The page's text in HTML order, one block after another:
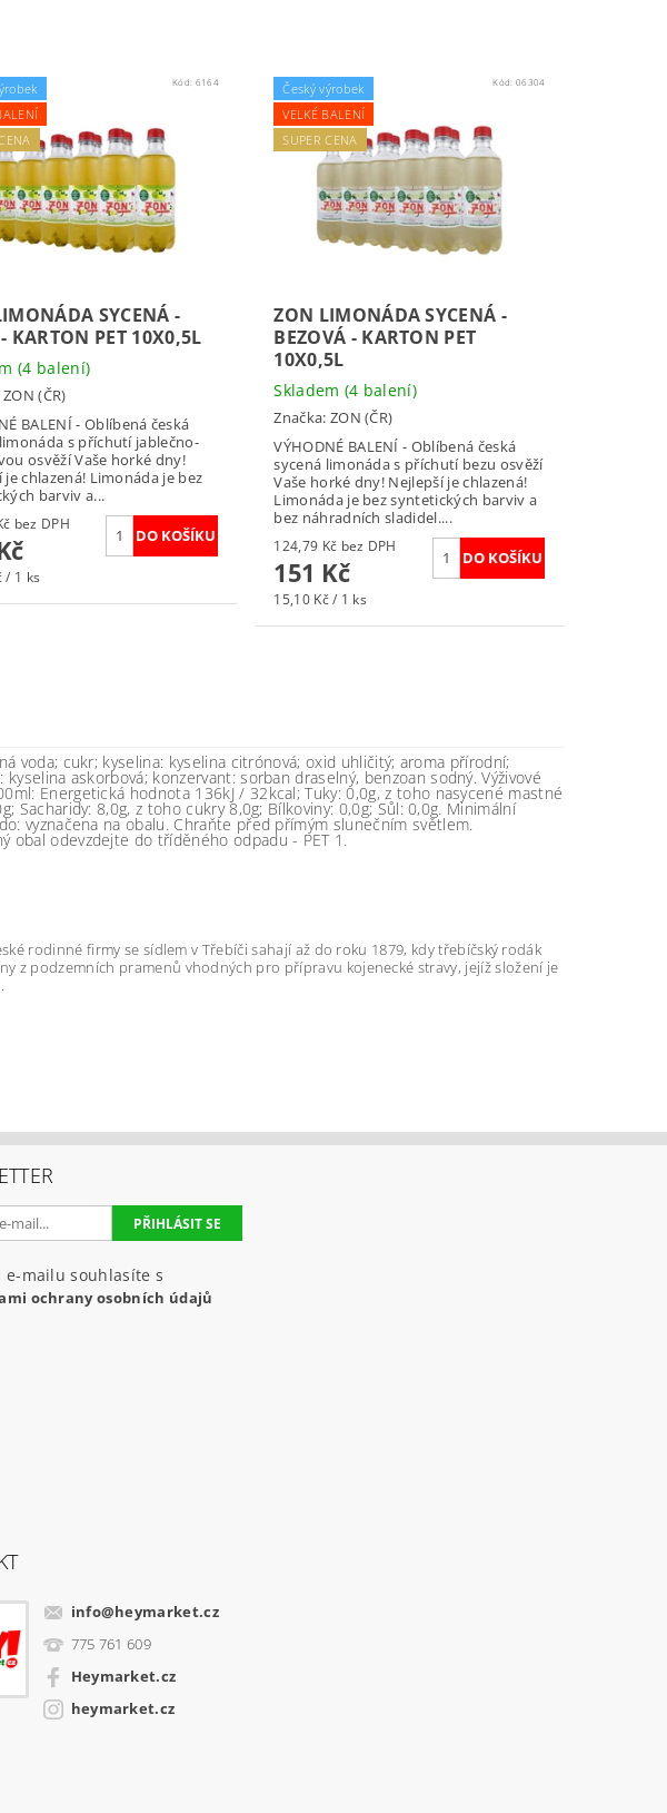
Kód: 6164
SYCENÁ -
KARTON PET 10X0,5L
(4 balení)
ZON (ČR)
BALENÍ - Oblíbená česká
s příchutí jablečno-
osvěží Vaše horké dny!
je chlazená! Limonáda je bez
barviv a...
124,79 Kč bez DPH
/ 1 ks
Český výrobek
VELKÉ BALENÍ
SUPER CENA
Kód:06304
ZON LIMONÁDA SYCENÁ -
BEZOVÁ - KARTON PET
10X0,5L
Skladem (4 balení)
Značka: ZON (ČR)
VÝHODNÉ BALENÍ - Oblíbená česká
sycená limonáda s příchutí bezu osvěží
Vaše horké dny! Nejlepší je chlazená!
Limonáda je bez syntetických barviv a
bez náhradních sladidel....
124,79 Kč bez DPH
151 Kč
15,10 Kč / 1 ks
voda; cukr; kyselina: kyselina citrónová; oxid uhličitý; aroma přírodní;
kyselina askorbová; konzervant: sorban draselný, benzoan sodný. Výživové
Energetická hodnota 136kJ / 32kcal; Tuky: 0,0g, z toho nasycené mastné
Sacharidy: 8,0g, z toho cukry 8,0g; Bílkoviny: 0,0g; Sůl: 0,0g. Minimální
vyznačena na obalu. Chraňte před přímým slunečním světlem.
obal odevzdejte do tříděného odpadu - PET 1.
rodinné firmy se sídlem v Třebíči sahají až do roku 1879, kdy třebíčský rodák
z podzemních pramenů vhodných pro přípravu kojenecké stravy, jejíž složení je
e-mailu souhlasíte s
ochrany osobních údajů
info@heymarket.cz
775 761 609
Heymarket.cz
heymarket.cz